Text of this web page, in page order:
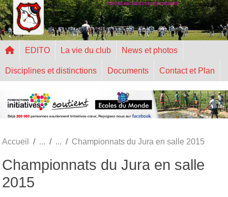
CIE DES ARCHERS DE MONTALEGRE
EDITO La vie du club News et photos
Disciplines et distinctions Documents Contact et Plan
Accueil Championnats du Jura en salle 2015
Championnats du Jura en salle
2015
Panneau de gestion des cookies